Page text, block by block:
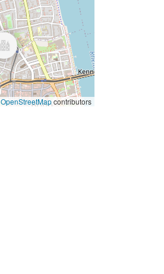
OpenStreetMapcontributors